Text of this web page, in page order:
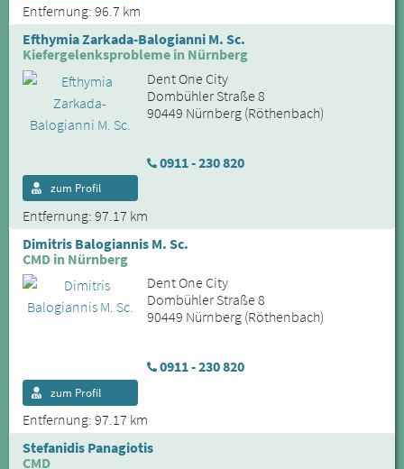
Entfernung: 96.7 km
Efthymia Zarkada-Balogianni M. Sc.
Kiefergelenksprobleme in Nürnberg
Dent One City
Dombühler Straße 8
90449 Nürnberg (Röthenbach)
0911 - 230 820
Entfernung: 97.17 km
zum Profil
Dimitris Balogiannis M. Sc.
CMD in Nürnberg
Dent One City
Dombühler Straße 8
90449 Nürnberg (Röthenbach)
0911 - 230 820
Entfernung: 97.17 km
zum Profil
Stefanidis Panagiotis
CMD